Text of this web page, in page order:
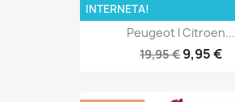
Peugeot I Citroen...
19,95 € 9,95 €
INTERNETA!